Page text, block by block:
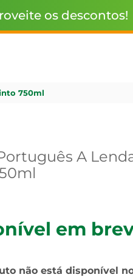
os descontos!
750ml
A
em
não está disponível